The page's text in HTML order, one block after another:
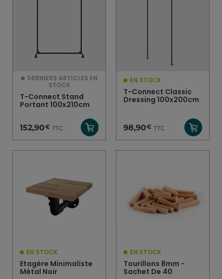
DERNIERS ARTICLES EN
STOCK
T-Connect Stand
Portant 100x210cm
152,90€ TTC
EN STOCK
T-Connect Classic
Dressing 100x200cm
98,90€ TTC
EN STOCK
Etagère Minimaliste
Métal Noir
EN STOCK
Tourillons 8mm -
Sachet De 40